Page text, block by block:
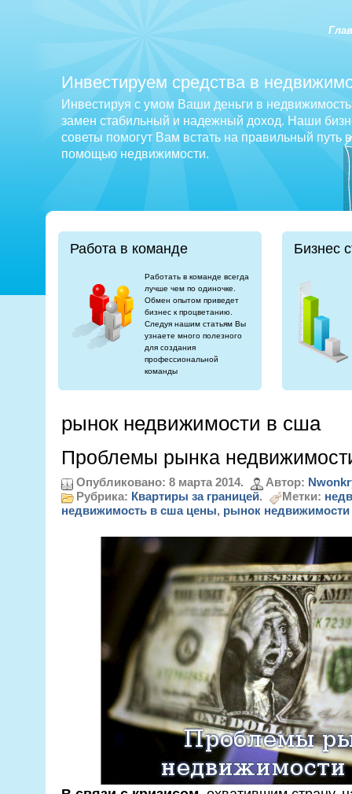
Инвестируем средства в
Инвестируя с умом Ваши деньги в
замен стабильный и надежный доход. Наши
советы помогут Вам встать на правильный путь
помощью недвижимости.
Работа в команде
Работать в команде всегда
лучше чем по одиночке.
Обмен опытом приведет
бизнес к процветанию.
Следуя нашим статьям Вы
узнаете много полезного
для создания
профессиональной
команды
Бизнес
рынок недвижимости в сша
Проблемы рынка
Опубликовано: 8 марта 2014. Автор:
Рубрика: Квартиры за границей. Метки:
недвижимость в сша цены, рынок